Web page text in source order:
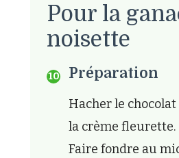
Pour la
noisette
Préparation
Hacher le
la crème fleurette.
Faire fondre au